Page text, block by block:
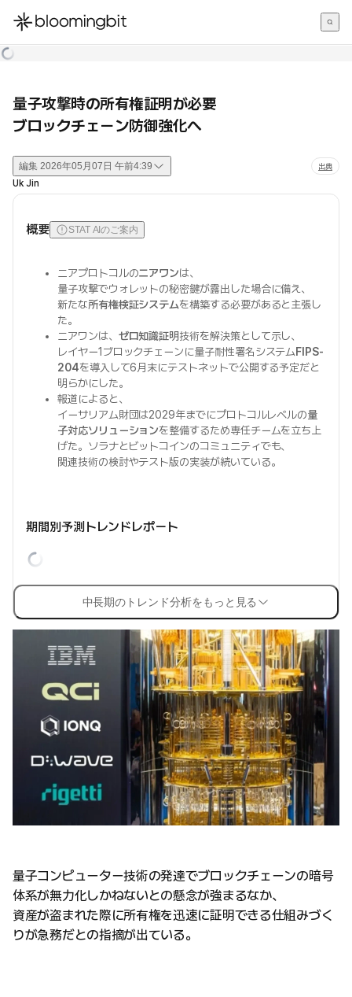
한국어
量子攻撃時の所有権証明が必要
ブロックチェーン防御強化へ
編集 2026年05月07日 午前4:39 出典
Uk Jin
概要 STAT AIのご案内
ニアプロトコルのニアワンは、
量子攻撃でウォレットの秘密鍵が露出した場合に備え、
新たな所有権検証システムを構築する必要があると主張し
た。
ニアワンは、 ゼロ知識証明技術を解決策として示し、
レイヤー1ブロックチェーンに量子耐性署名システムFIPS-
204を導入して6月末にテストネットで公開する予定だと
明らかにした。
報道によると、
イーサリアム財団は2029年までにプロトコルレベルの量
子対応ソリューションを整備するため専任チームを立ち上
げた。ソラナとビットコインのコミュニティでも、
関連技術の検討やテスト版の実装が続いている。
期間別予測トレンドレポート
中長期のトレンド分析をもっと見る
量子コンピューター技術の発達でブロックチェーンの暗号
体系が無力化しかねないとの懸念が強まるなか、
資産が盗まれた際に所有権を迅速に証明できる仕組みづく
りが急務だとの指摘が出ている。